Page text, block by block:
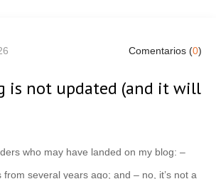
Comentarios (0)
is not updated (and it will
who may have landed on my blog: –
several years ago; and – no, it’s not a